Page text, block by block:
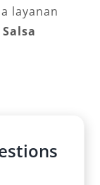
layanan